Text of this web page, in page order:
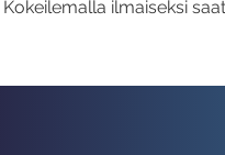
Kokeilemalla ilmaiseksi